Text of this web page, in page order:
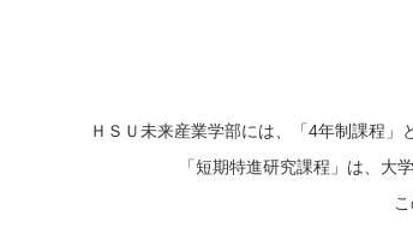
ＨＳＵ未来産業学部には、「4年制課程」
「短期特進研究課程」は、大